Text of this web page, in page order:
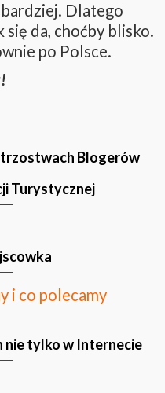
Dlatego
da, choćby blisko.
po Polsce.
Blogerów
Turystycznej
i co polecamy
nie tylko w Internecie